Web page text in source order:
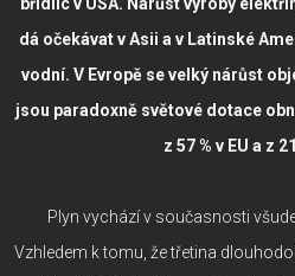
břidlic v USA. Nárůst výroby
dá očekávat v Asii a v Latinské
vodní. V Evropě se velký nárůst
jsou paradoxně světové dotace
z 57 % v EU a z
Plyn vychází v současnosti
Vzhledem k tomu, že třetina